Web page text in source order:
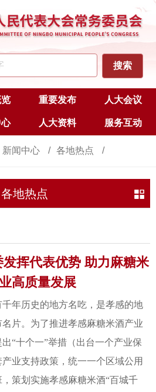
重要发布 人大会议
人大资料 服务互动
新闻中心 各地热点
各地热点
挥代表优势 助力麻糖米
高质量发展
年历史的地方名吃，是孝感的地
片。为了推进孝感麻糖米酒产业
“十个一”举措（出台一个产业保
业支持政策，统一一个区域公用
策划实施孝感麻糖米酒“百城千